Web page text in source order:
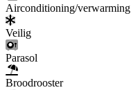
Airconditioning/verwarming
Veilig
Parasol
Broodrooster